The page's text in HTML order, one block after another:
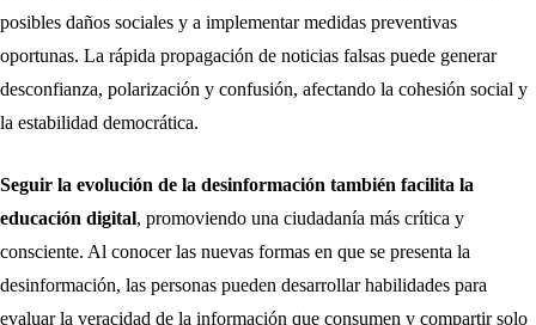
posibles daños sociales y a implementar medidas preventivas
oportunas. La rápida propagación de noticias falsas puede generar
desconfianza, polarización y confusión, afectando la cohesión social y
la estabilidad democrática.
Seguir la evolución de la desinformación también facilita la
educación digital, promoviendo una ciudadanía más crítica y
consciente. Al conocer las nuevas formas en que se presenta la
desinformación, las personas pueden desarrollar habilidades para
evaluar la veracidad de la información que consumen y compartir solo